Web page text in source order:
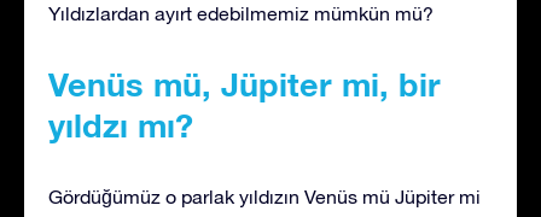
Yıldızlardan ayırt edebilmemiz mümkün mü?
Venüs mü, Jüpiter mi, bir
yıldzı mı?
Gördüğümüz o parlak yıldızın Venüs mü Jüpiter mi